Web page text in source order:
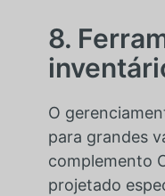
8.
O
para grandes
complemento
projetado